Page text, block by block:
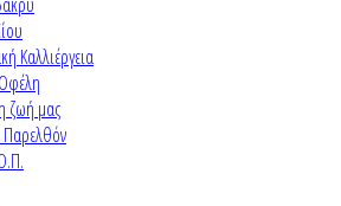
Καλλιέργεια
ζωή μας
Παρελθόν